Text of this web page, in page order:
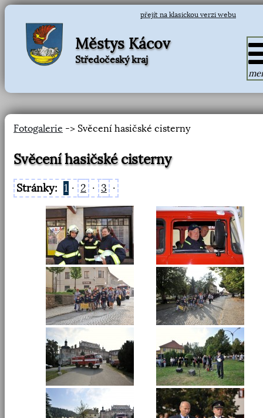
přejít na klasickou verzi webu
Městys Kácov
Středočeský kraj
Fotogalerie -> Svěcení hasičské cisterny
Svěcení hasičské cisterny
Stránky: 1 · 2 · 3 ·